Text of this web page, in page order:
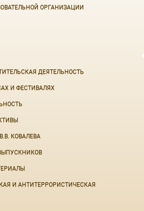
ОРГАНИЗАЦИИ
ДЕЯТЕЛЬНОСТЬ
И ФЕСТИВАЛЯХ
КОВАЛЕВА
И АНТИТЕРРОРИСТИЧЕСКАЯ